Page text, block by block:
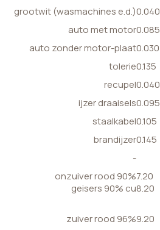
grootwit (wasmachines e.d.)0.040
auto met motor0.085
auto zonder motor-plaat0.030
tolerie0.135
recupel0.040
ijzer draaisels0.095
staalkabel0.105
brandijzer0.145
-
onzuiver rood 90%
geisers 90% cu
7.20
8.20
zuiver rood 96%9.20